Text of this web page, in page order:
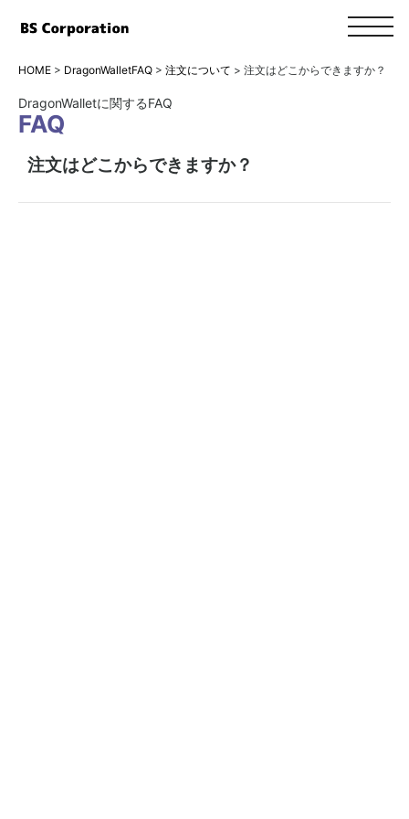
toggle
HOME > DragonWalletFAQ > 注文について > 注文はどこからできますか？
DragonWalletに関するFAQ
FAQ
注文はどこからできますか？